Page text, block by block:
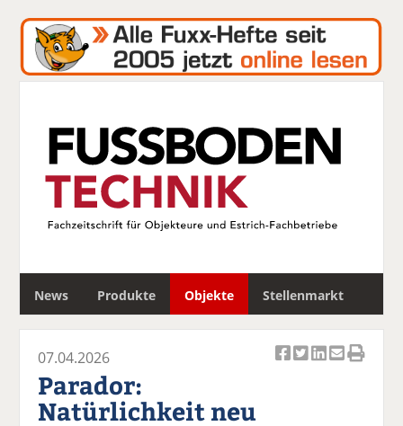
News Produkte Objekte Stellenmarkt
c
07.04.2026
Parador:
Natürlichkeit neu